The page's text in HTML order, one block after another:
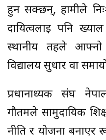
हुन सक्छन्, हामीले
दायित्वलाई पनि
स्थानीय तहले
विद्यालय सुधार वा
प्रधानाध्यक संघ
गौतमले सामुदायिक
नीति र योजना बनाएर